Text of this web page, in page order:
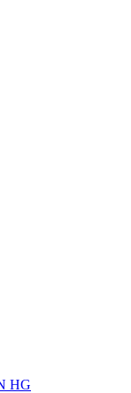
HG